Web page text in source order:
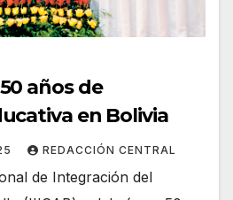
años de
en Bolivia
REDACCIÓN CENTRAL
de Integración del